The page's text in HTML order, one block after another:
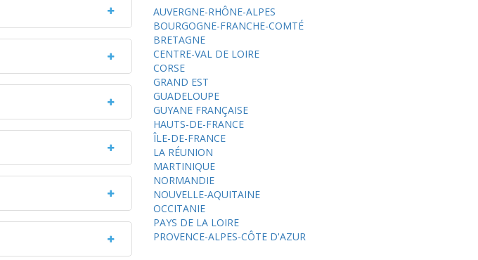
AUVERGNE-RHÔNE-ALPES
BOURGOGNE-FRANCHE-COMTÉ
BRETAGNE
CENTRE-VAL DE LOIRE
CORSE
GRAND EST
GUADELOUPE
GUYANE FRANÇAISE
HAUTS-DE-FRANCE
ÎLE-DE-FRANCE
LA RÉUNION
MARTINIQUE
NORMANDIE
NOUVELLE-AQUITAINE
OCCITANIE
PAYS DE LA LOIRE
PROVENCE-ALPES-CÔTE D'AZUR